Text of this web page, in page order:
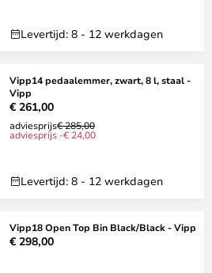
Levertijd: 8 - 12 werkdagen
Vipp14 pedaalemmer, zwart, 8 l, staal -
Vipp
€ 261,00
adviesprijs€ 285,00
adviesprijs -€ 24,00
Levertijd: 8 - 12 werkdagen
Vipp18 Open Top Bin Black/Black - Vipp
€ 298,00